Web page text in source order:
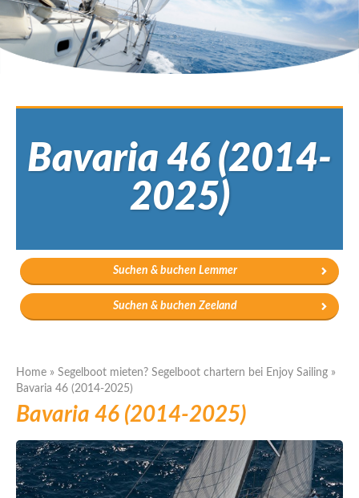
Bavaria 46 (2014-
2025)
Suchen & buchen Lemmer
Suchen & buchen Zeeland
Home » Segelboot mieten? Segelboot chartern bei Enjoy Sailing »
Bavaria 46 (2014-2025)
Bavaria 46 (2014-2025)